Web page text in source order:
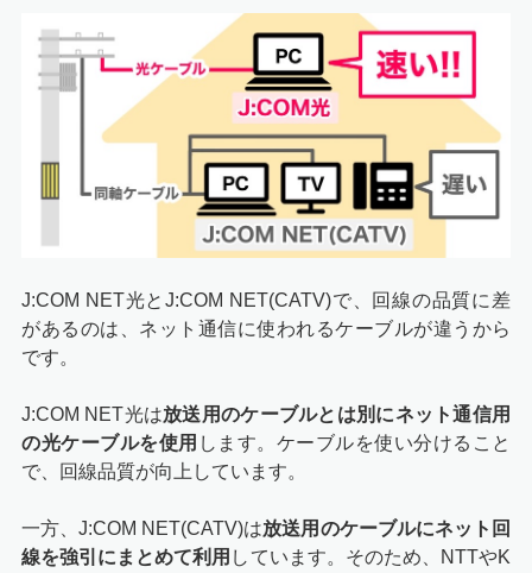
J:COM NET光とJ:COM NET(CATV)で、回線の品質に差
があるのは、ネット通信に使われるケーブルが違うから
です。
J:COM NET光は放送用のケーブルとは別にネット通信用
の光ケーブルを使用 します。ケーブルを使い分けること
で、回線品質が向上しています。
一方、J:COM NET(CATV)は放送用のケーブルにネット回
線を強引にまとめて利用 しています。そのため、NTTやK